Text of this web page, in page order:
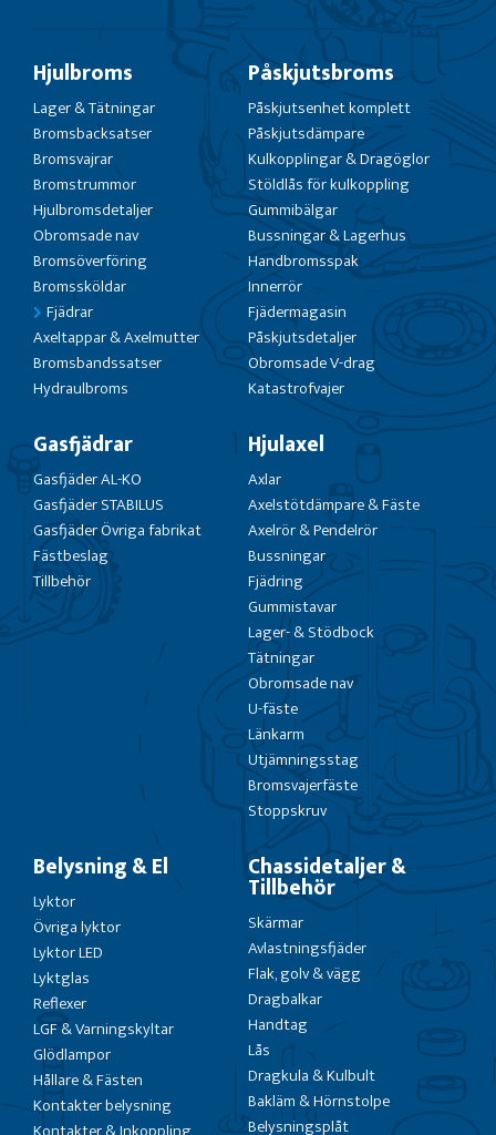
Hjulbroms
Lager & Tätningar
Bromsbacksatser
Bromsvajrar
Bromstrummor
Hjulbromsdetaljer
Obromsade nav
Bromsöverföring
Bromssköldar
Fjädrar
Axeltappar & Axelmutter
Bromsbandssatser
Hydraulbroms
Påskjutsbroms
Påskjutsenhet komplett
Påskjutsdämpare
Kulkopplingar & Dragöglor
Stöldlås för kulkoppling
Gummibälgar
Bussningar & Lagerhus
Handbromsspak
Innerrör
Fjädermagasin
Påskjutsdetaljer
Obromsade V-drag
Katastrofvajer
Gasfjädrar
Gasfjäder AL-KO
Gasfjäder STABILUS
Gasfjäder Övriga fabrikat
Fästbeslag
Tillbehör
Hjulaxel
Axlar
Axelstötdämpare & Fäste
Axelrör & Pendelrör
Bussningar
Fjädring
Gummistavar
Lager- & Stödbock
Tätningar
Obromsade nav
U-fäste
Länkarm
Utjämningsstag
Bromsvajerfäste
Stoppskruv
Belysning & El
Lyktor
Övriga lyktor
Lyktor LED
Lyktglas
Reflexer
LGF & Varningskyltar
Glödlampor
Hållare & Fästen
Kontakter belysning
Chassidetaljer &
Tillbehör
Skärmar
Avlastningsfjäder
Flak, golv & vägg
Dragbalkar
Handtag
Lås
Dragkula & Kulbult
Bakläm & Hörnstolpe
Belysningsplåt